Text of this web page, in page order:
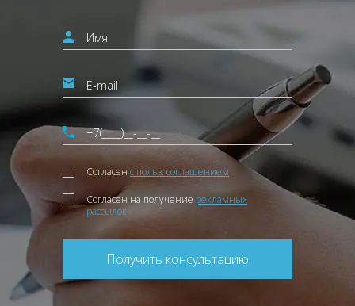
Согласен с польз. соглашением
Согласен на получение рекламных
рассылок
Получить консультацию